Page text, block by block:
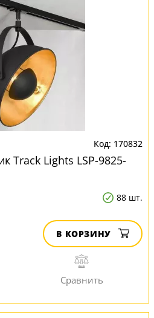
170832
Track Lights LSP-9825-
88 шт.
В КОРЗИНУ